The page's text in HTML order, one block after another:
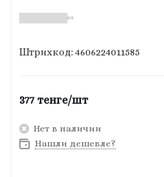
(0)
Штрихкод: 4606224011585
377тенге/шт
Нет в наличии
Нашли дешевле?